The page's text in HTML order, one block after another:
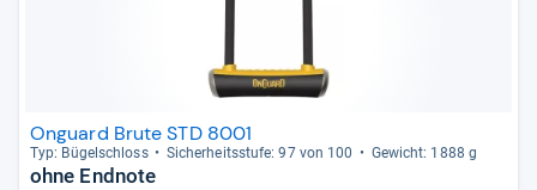
Onguard Brute STD 8001
Typ: Bügel­schloss Sicher­heits­stufe: 97 von 100 Gewicht: 1888 g
ohne Endnote